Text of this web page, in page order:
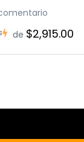
de $2,915.00